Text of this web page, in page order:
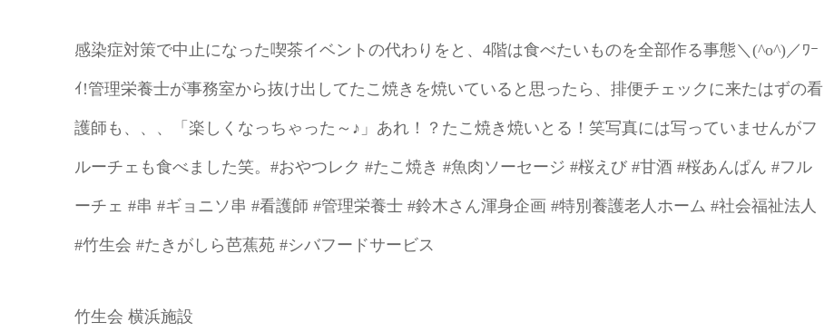
感染症対策で中止になった喫茶イベントの代わりをと、4階は食べたいものを全部作る事態＼(^o^)／ﾜｰ
ｲ!管理栄養士が事務室から抜け出してたこ焼きを焼いていると思ったら、排便チェックに来たはずの看
護師も、、、「楽しくなっちゃった～♪」あれ！？たこ焼き焼いとる！笑写真には写っていませんがフ
ルーチェも食べました笑。#おやつレク #たこ焼き #魚肉ソーセージ #桜えび #甘酒 #桜あんぱん #フル
ーチェ #串 #ギョニソ串 #看護師 #管理栄養士 #鈴木さん渾身企画 #特別養護老人ホーム #社会福祉法人
#竹生会 #たきがしら芭蕉苑 #シバフードサービス
竹生会 横浜施設